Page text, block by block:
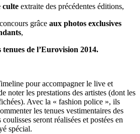
culte extraite des précédentes éditions,
grâce aux photos exclusives
,
tenues de l’Eurovision 2014.
pour accompagner le live et
noter les prestations des artistes (dont les
Avec la « fashion police », ils
les tenues vestimentaires des
seront réalisées et postées en
spécial.